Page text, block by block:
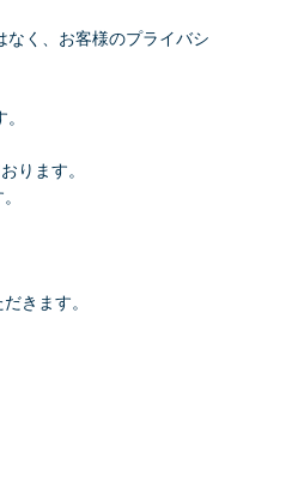
く、お客様のプライバシ
ります。
きます。